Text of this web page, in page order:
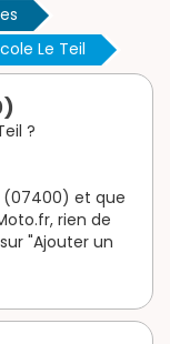
Le Teil
?
(07400) et que
rien de
"Ajouter un